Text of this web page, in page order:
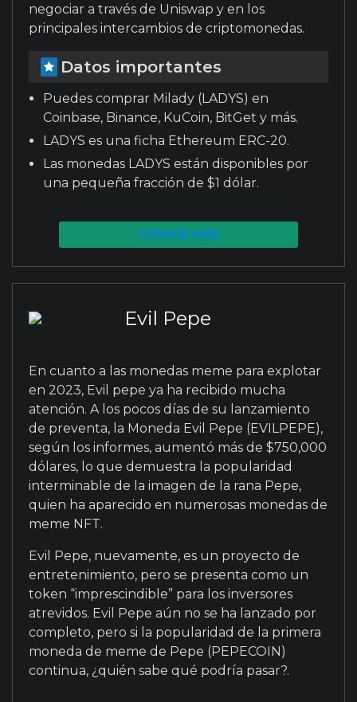
negociar a través de Uniswap y en los
principales intercambios de criptomonedas.
Datos importantes
Puedes comprar Milady (LADYS) en
Coinbase, Binance, KuCoin, BitGet y más.
LADYS es una ficha Ethereum ERC-20.
Las monedas LADYS están disponibles por
una pequeña fracción de $1 dólar.
CONOCE MÁS
Evil Pepe
En cuanto a las monedas meme para explotar
en 2023, Evil pepe ya ha recibido mucha
atención. A los pocos días de su lanzamiento
de preventa, la Moneda Evil Pepe (EVILPEPE),
según los informes, aumentó más de $750,000
dólares, lo que demuestra la popularidad
interminable de la imagen de la rana Pepe,
quien ha aparecido en numerosas monedas de
meme NFT.
Evil Pepe, nuevamente, es un proyecto de
entretenimiento, pero se presenta como un
token “imprescindible” para los inversores
atrevidos. Evil Pepe aún no se ha lanzado por
completo, pero si la popularidad de la primera
moneda de meme de Pepe (PEPECOIN)
continua, ¿quién sabe qué podría pasar?.